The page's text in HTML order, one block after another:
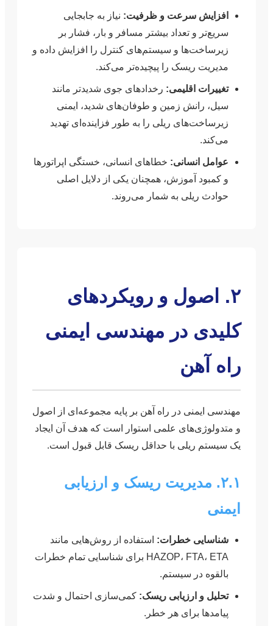
افزایش سرعت و ظرفیت: نیاز به جابجایی
سریع‌تر و تعداد بیشتر مسافر و بار، فشار بر
زیرساخت‌ها و سیستم‌های کنترل را افزایش داده و
مدیریت ریسک را پیچیده‌تر می‌کند.
تغییرات اقلیمی: رخدادهای جوی شدیدتر مانند
سیل، رانش زمین و طوفان‌های شدید، ایمنی
زیرساخت‌های ریلی را به طور فزاینده‌ای تهدید
می‌کند.
عوامل انسانی: خطاهای انسانی، خستگی اپراتورها
و کمبود آموزش، همچنان یکی از دلایل اصلی
حوادث ریلی به شمار می‌روند.
۲. اصول و رویکردهای
کلیدی در مهندسی ایمنی
راه آهن
مهندسی ایمنی در راه آهن بر پایه مجموعه‌ای از اصول
و متدولوژی‌های علمی استوار است که هدف آن ایجاد
یک سیستم ریلی با حداقل ریسک قابل قبول است.
۲.۱. مدیریت ریسک و ارزیابی
ایمنی
شناسایی خطرات: استفاده از روش‌هایی مانند
HAZOP، FTA، ETA برای شناسایی تمام خطرات
بالقوه در سیستم.
تحلیل و ارزیابی ریسک: کمی‌سازی احتمال و شدت
پیامدها برای هر خطر.